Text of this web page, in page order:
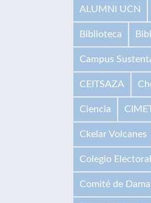
ALUMNI UCN
Biblioteca
Campus
CEITSAZA
Ciencia
Ckelar Volcanes
Colegio Electoral
Comité de Dama